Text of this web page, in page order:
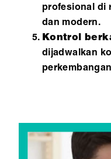
profesional di
dan modern.
Kontrol
dijadwalkan